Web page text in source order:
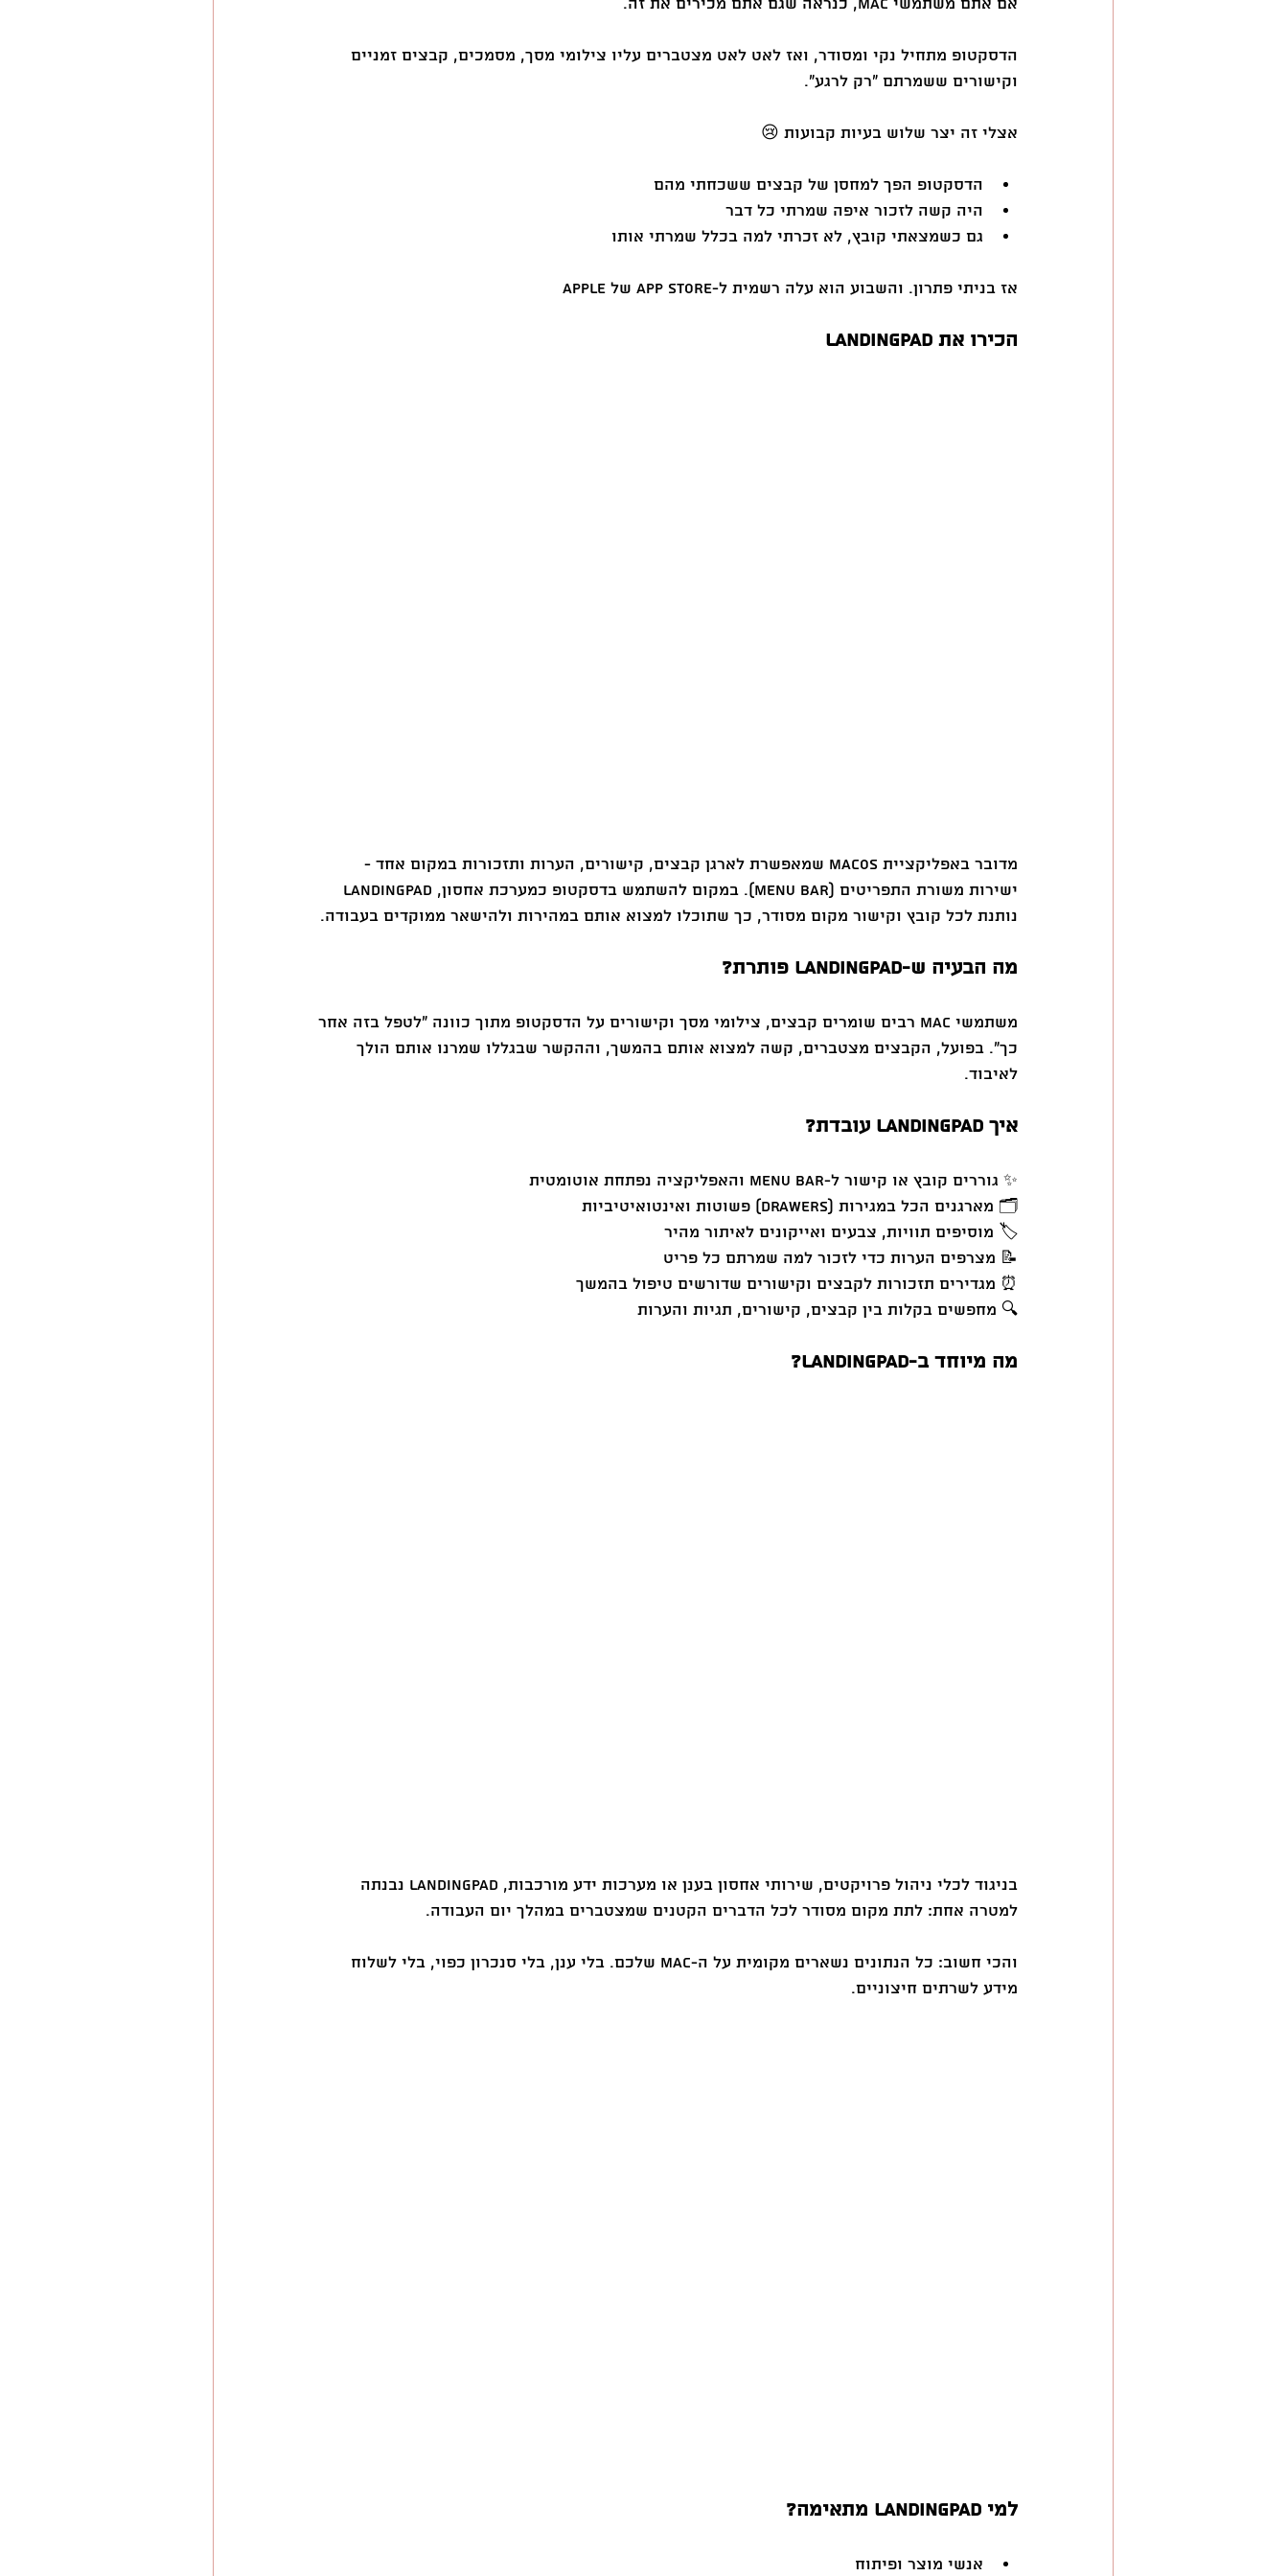
אם אתם משתמשי Mac, כנראה שגם אתם מכירים את זה.
הדסקטופ מתחיל נקי ומסודר, ואז לאט לאט מצטברים עליו צילומי מסך, מסמכים, קבצים זמניים
וקישורים ששמרתם "רק לרגע".
אצלי זה יצר שלוש בעיות קבועות 😢
הדסקטופ הפך למחסן של קבצים ששכחתי מהם
היה קשה לזכור איפה שמרתי כל דבר
גם כשמצאתי קובץ, לא זכרתי למה בכלל שמרתי אותו
אז בניתי פתרון. והשבוע הוא עלה רשמית ל-App Store של Apple
הכירו את LandingPad
מדובר באפליקציית macOS שמאפשרת לארגן קבצים, קישורים, הערות ותזכורות במקום אחד -
נותנת לכל קובץ וקישור מקום מסודר, כך שתוכלו למצוא אותם במהירות ולהישאר ממוקדים בעבודה.
מה הבעיה ש-LandingPad פותרת?
משתמשי Mac רבים שומרים קבצים, צילומי מסך וקישורים על הדסקטופ מתוך כוונה "לטפל בזה אחר
כך". בפועל, הקבצים מצטברים, קשה למצוא אותם בהמשך, וההקשר שבגללו שמרנו אותם הולך
לאיבוד.
איך LandingPad עובדת?
✨ גוררים קובץ או קישור ל-Menu Bar והאפליקציה נפתחת אוטומטית
🗂️ מארגנים הכל במגירות (Drawers) פשוטות ואינטואיטיביות
🏷️ מוסיפים תוויות, צבעים ואייקונים לאיתור מהיר
📝 מצרפים הערות כדי לזכור למה שמרתם כל פריט
⏰ מגדירים תזכורות לקבצים וקישורים שדורשים טיפול בהמשך
🔍 מחפשים בקלות בין קבצים, קישורים, תגיות והערות
מה מיוחד ב-LandingPad?
בניגוד לכלי ניהול פרויקטים, שירותי אחסון בענן או מערכות ידע מורכבות, LandingPad נבנתה
למטרה אחת: לתת מקום מסודר לכל הדברים הקטנים שמצטברים במהלך יום העבודה.
והכי חשוב: כל הנתונים נשארים מקומית על ה-Mac שלכם. בלי ענן, בלי סנכרון כפוי, בלי לשלוח
מידע לשרתים חיצוניים.
למי LandingPad מתאימה?
אנשי מוצר ופיתוח